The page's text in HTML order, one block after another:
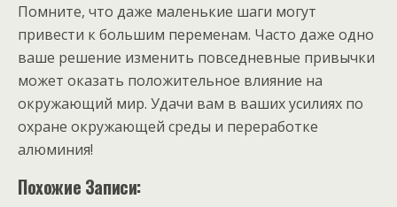
Помните, что даже маленькие шаги могут
привести к большим переменам. Часто даже одно
ваше решение изменить повседневные привычки
может оказать положительное влияние на
окружающий мир. Удачи вам в ваших усилиях по
охране окружающей среды и переработке
алюминия!
Похожие Записи: